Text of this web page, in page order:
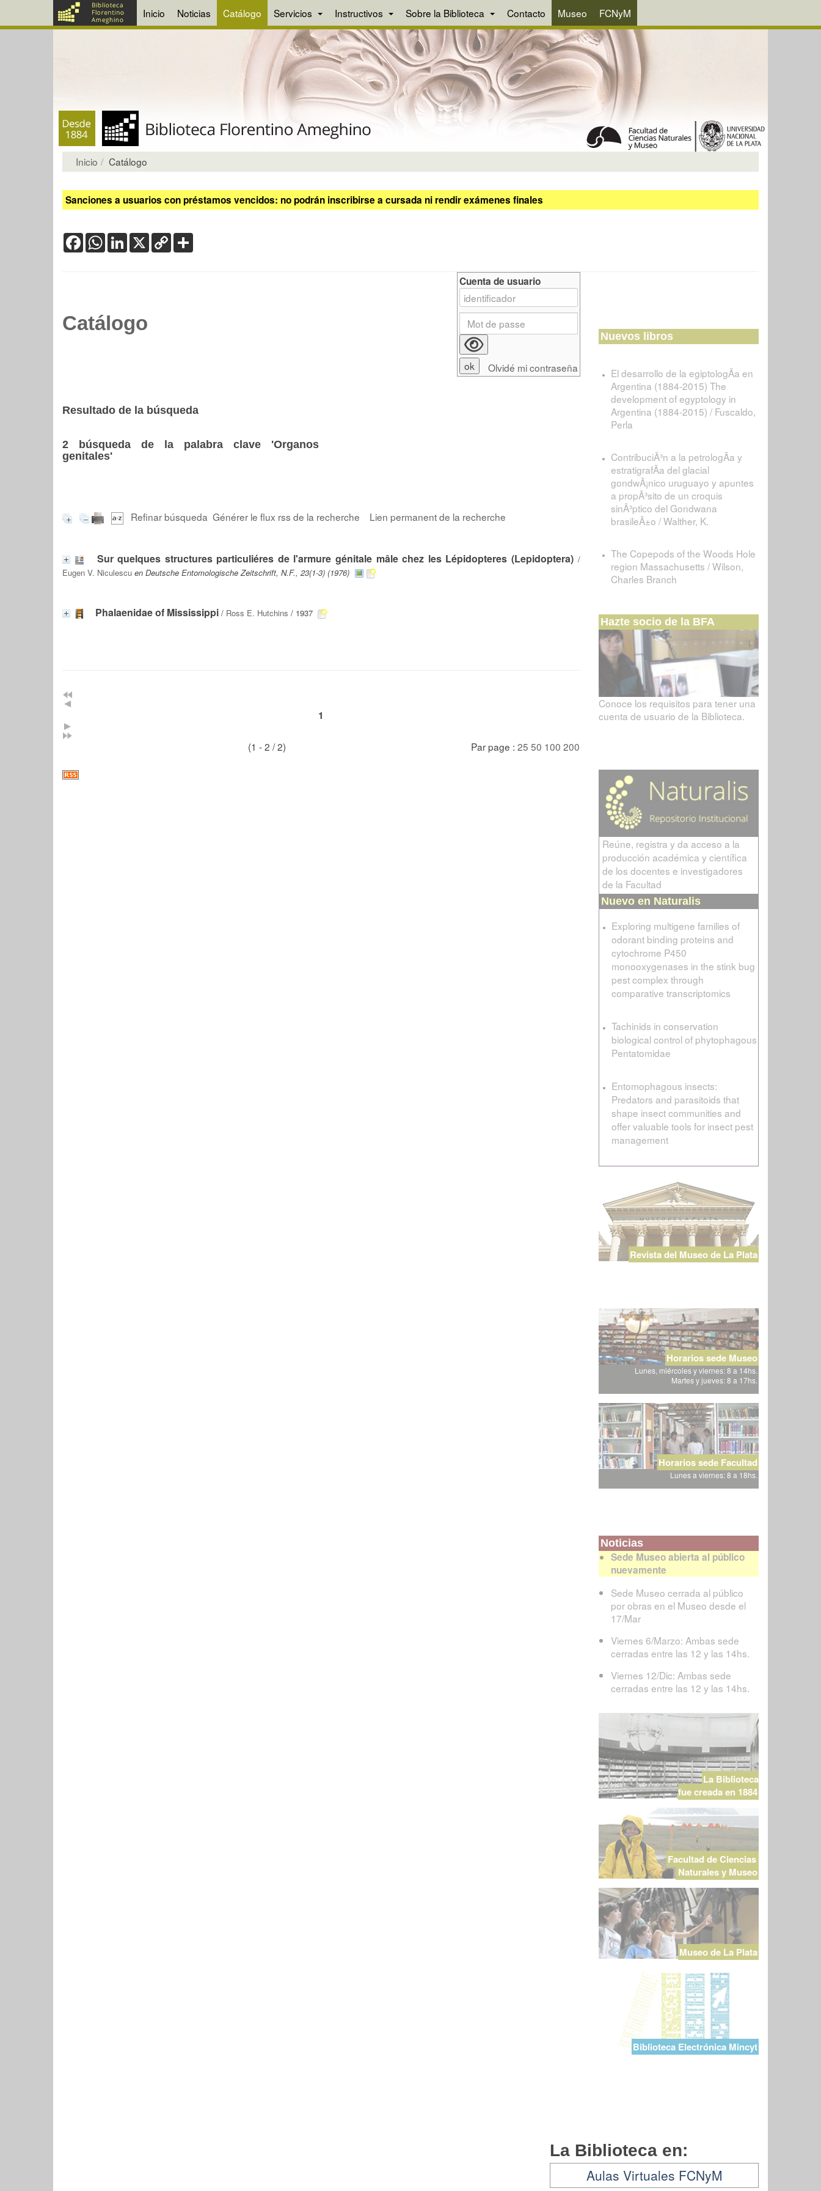
Inicio Noticias Catálogo Servicios Instructivos Sobre la Biblioteca Contacto Museo FCNyM
Inicio Catálogo
Sanciones a usuarios con préstamos vencidos: no podrán inscribirse a cursada ni rendir exámenes finales
FacebookWhatsApp
LinkedIn
X Copy
Link
Catálogo
Resultado de la búsqueda
2 búsqueda de la palabra clave 'Organos
genitales'
Refinar búsqueda Générer le flux rss de la recherche Lien permanent de la recherche
Sur quelques structures particuliéres de l'armure génitale mâle chez les Lépidopteres (Lepidoptera)/
Eugen V. Niculescu en Deutsche Entomologische Zeitschrift, N.F., 23(1-3) (1976)
Phalaenidae of Mississippi / Ross E. Hutchins / 1937
1
(1 - 2 / 2) Par page : 25 50 100 200
Cuenta de usuario
Olvidé mi contraseña
Nuevos libros
El desarrollo de la egiptologÃ­a en
Argentina (1884-2015) The
development of egyptology in
Argentina (1884-2015) / Fuscaldo,
Perla
ContribuciÃ³n a la petrologÃ­a y
estratigrafÃ­a del glacial
gondwÃ¡nico uruguayo y apuntes
a propÃ³sito de un croquis
sinÃ³ptico del Gondwana
brasileÃ±o / Walther, K.
The Copepods of the Woods Hole
region Massachusetts / Wilson,
Charles Branch
Hazte socio de la BFA
Conoce los requisitos para tener una
cuenta de usuario de la Biblioteca.
Reúne, registra y da acceso a la
producción académica y científica
de los docentes e investigadores
de la Facultad
Nuevo en Naturalis
Exploring multigene families of
odorant binding proteins and
cytochrome P450
monooxygenases in the stink bug
pest complex through
comparative transcriptomics
Tachinids in conservation
biological control of phytophagous
Pentatomidae
Entomophagous insects:
Predators and parasitoids that
shape insect communities and
offer valuable tools for insect pest
management
Revista del Museo de La Plata
Horarios sede Museo
Lunes, miércoles y viernes: 8 a 14hs.
Martes y jueves: 8 a 17hs.
Horarios sede Facultad
Lunes a viernes: 8 a 18hs.
Noticias
Sede Museo abierta al público
nuevamente
Sede Museo cerrada al público
por obras en el Museo desde el
17/Mar
Viernes 6/Marzo: Ambas sede
cerradas entre las 12 y las 14hs.
Viernes 12/Dic: Ambas sede
cerradas entre las 12 y las 14hs.
La Biblioteca
fue creada en 1884
Facultad de Ciencias
Naturales y Museo
Museo de La Plata
Biblioteca Electrónica Mincyt
La Biblioteca en:
Aulas Virtuales FCNyM